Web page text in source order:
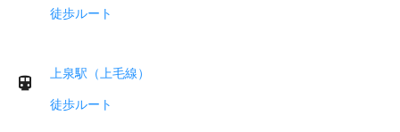
徒歩ルート
上泉駅（上毛線）
徒歩ルート